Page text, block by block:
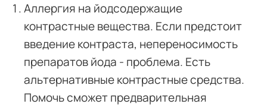
Аллергия на йодсодержащие
контрастные вещества. Если предстоит
введение контраста, непереносимость
препаратов йода - проблема. Есть
альтернативные контрастные средства.
Помочь сможет предварительная